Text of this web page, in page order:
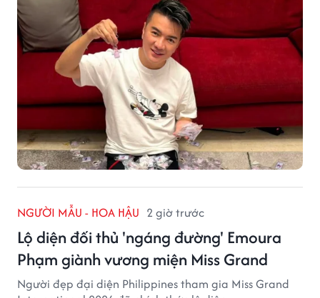
NGƯỜI MẪU - HOA HẬU 2 giờ trước
Lộ diện đối thủ 'ngáng đường' Emoura
Phạm giành vương miện Miss Grand
Người đẹp đại diện Philippines tham gia Miss Grand